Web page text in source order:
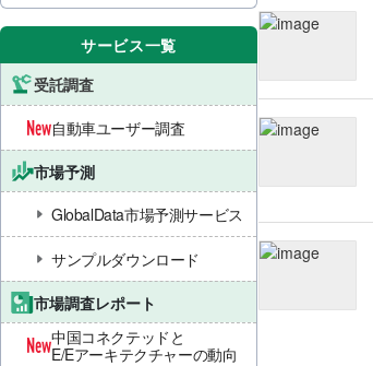
サービス一覧
受託調査
自動車ユーザー調査
市場予測
GlobalData市場予測サービス
サンプルダウンロード
市場調査レポート
中国コネクテッドと
E/Eアーキテクチャーの動向